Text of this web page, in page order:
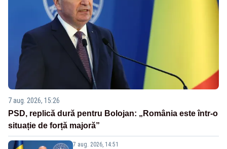
7 aug. 2026, 15:26
PSD, replică dură pentru Bolojan: „România este într-o
situație de forță majoră”
7 aug. 2026, 14:51